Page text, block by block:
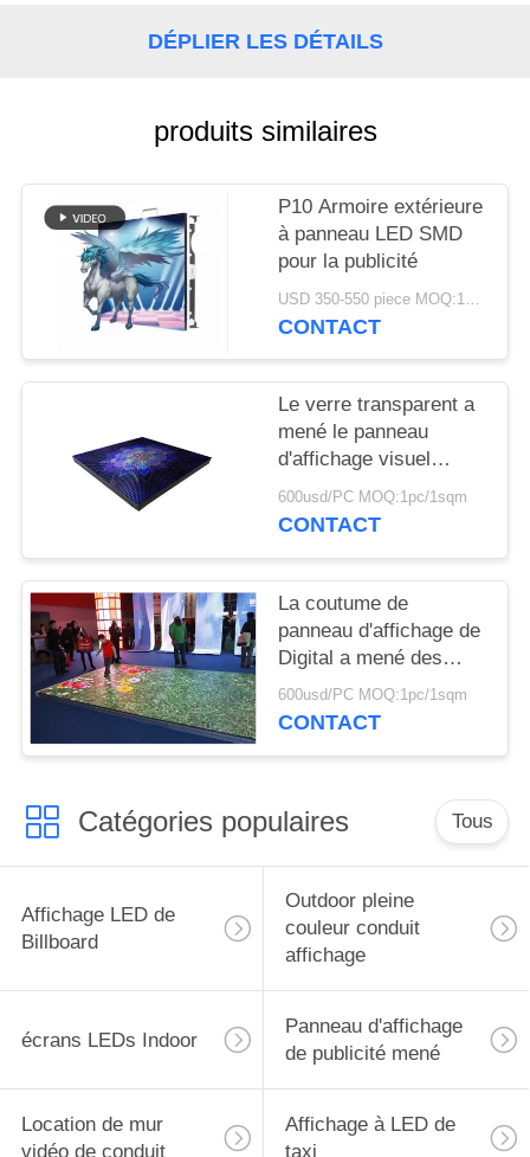
DÉPLIER LES DÉTAILS
produits similaires
P10 Armoire extérieure
à panneau LED SMD
pour la publicité
USD 350-550 piece MOQ:1piece
CONTACT
Le verre transparent a
mené le panneau
d'affichage visuel
P9.276 P2.5 P2 P1
1R1G1B pour la
600usd/PC MOQ:1pc/1sqm
CONTACT
La coutume de
panneau d'affichage de
Digital a mené des
écrans, affichage à
LED De haute
600usd/PC MOQ:1pc/1sqm
CONTACT
Catégories populaires Tous
Affichage LED de
Billboard
Outdoor pleine
couleur conduit
affichage
écrans LEDs Indoor
Panneau d'affichage
de publicité mené
Location de mur
vidéo de conduit
Affichage à LED de
taxi